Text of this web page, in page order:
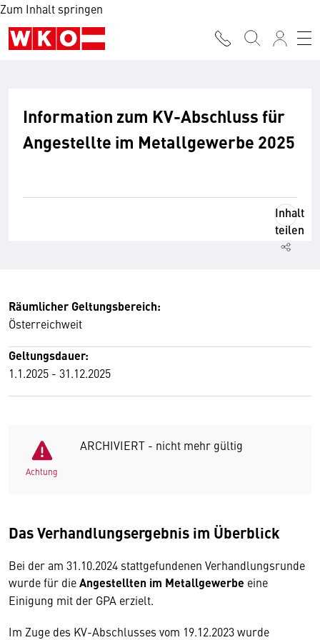
Zum Inhalt springen
Information zum KV-Abschluss für
Angestellte im Metallgewerbe 2025
Inhalt
teilen
Räumlicher Geltungsbereich:
Österreichweit
Geltungsdauer:
1.1.2025 - 31.12.2025
Achtung
ARCHIVIERT - nicht mehr gültig
Das Verhandlungsergebnis im Überblick
Bei der am 31.10.2024 stattgefundenen Verhandlungsrunde
wurde für dieAngestellten im Metallgewerbe eine
Einigung mit der GPA erzielt.
Im Zuge des KV-Abschlusses vom 19.12.2023 wurde